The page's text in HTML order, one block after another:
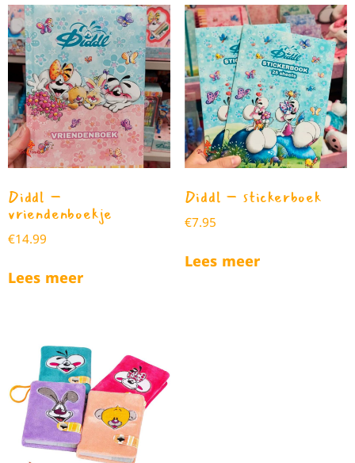
Diddl –
vriendenboekje
€14.99
Lees meer
Diddl – stickerboek
€7.95
Lees meer